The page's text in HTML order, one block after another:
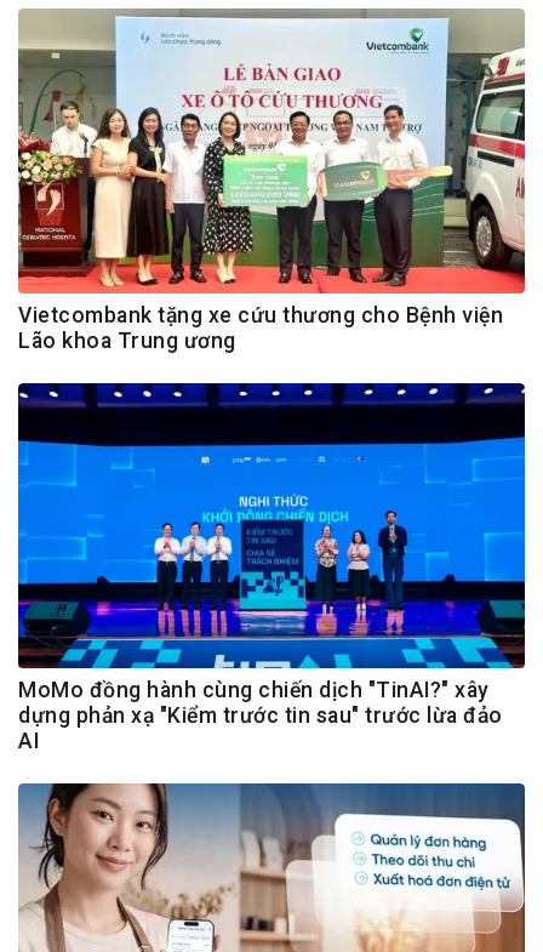
Vietcombank tặng xe cứu thương cho Bệnh viện
Lão khoa Trung ương
MoMo đồng hành cùng chiến dịch "TinAI?" xây
dựng phản xạ "Kiểm trước tin sau" trước lừa đảo
AI